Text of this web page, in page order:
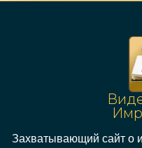
Захватывающий сайт о